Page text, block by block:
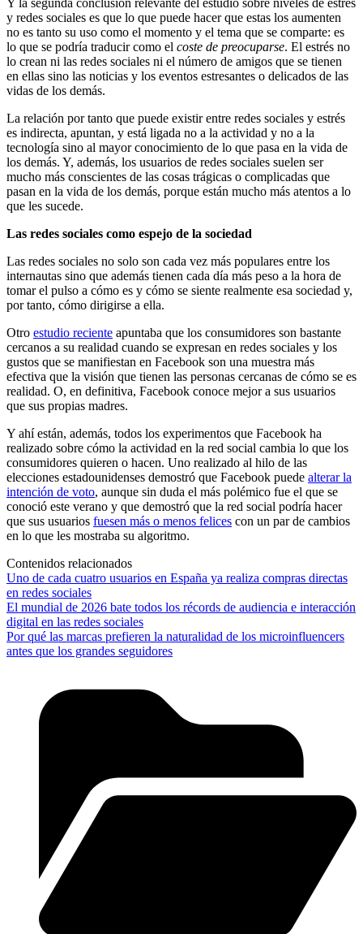
Y la segunda conclusión relevante del estudio sobre niveles de estrés
y redes sociales es que lo que puede hacer que estas los aumenten
no es tanto su uso como el momento y el tema que se comparte: es
lo que se podría traducir como el coste de preocuparse. El estrés no
lo crean ni las redes sociales ni el número de amigos que se tienen
en ellas sino las noticias y los eventos estresantes o delicados de las
vidas de los demás.
La relación por tanto que puede existir entre redes sociales y estrés
es indirecta, apuntan, y está ligada no a la actividad y no a la
tecnología sino al mayor conocimiento de lo que pasa en la vida de
los demás. Y, además, los usuarios de redes sociales suelen ser
mucho más conscientes de las cosas trágicas o complicadas que
pasan en la vida de los demás, porque están mucho más atentos a lo
que les sucede.
Las redes sociales como espejo de la sociedad
Las redes sociales no solo son cada vez más populares entre los
internautas sino que además tienen cada día más peso a la hora de
tomar el pulso a cómo es y cómo se siente realmente esa sociedad y,
por tanto, cómo dirigirse a ella.
Otro estudio reciente apuntaba que los consumidores son bastante
cercanos a su realidad cuando se expresan en redes sociales y los
gustos que se manifiestan en Facebook son una muestra más
efectiva que la visión que tienen las personas cercanas de cómo se es
realidad. O, en definitiva, Facebook conoce mejor a sus usuarios
que sus propias madres.
Y ahí están, además, todos los experimentos que Facebook ha
realizado sobre cómo la actividad en la red social cambia lo que los
consumidores quieren o hacen. Uno realizado al hilo de las
elecciones estadounidenses demostró que Facebook puede alterar la
intención de voto, aunque sin duda el más polémico fue el que se
conoció este verano y que demostró que la red social podría hacer
que sus usuarios fuesen más o menos felices con un par de cambios
en lo que les mostraba su algoritmo.
Contenidos relacionados
Uno de cada cuatro usuarios en España ya realiza compras directas
en redes sociales
El mundial de 2026 bate todos los récords de audiencia e interacción
digital en las redes sociales
Por qué las marcas prefieren la naturalidad de los microinfluencers
antes que los grandes seguidores